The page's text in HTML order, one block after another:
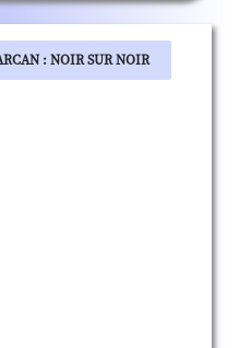
: NOIR SUR NOIR